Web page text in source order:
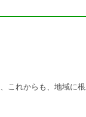
これからも、地域に